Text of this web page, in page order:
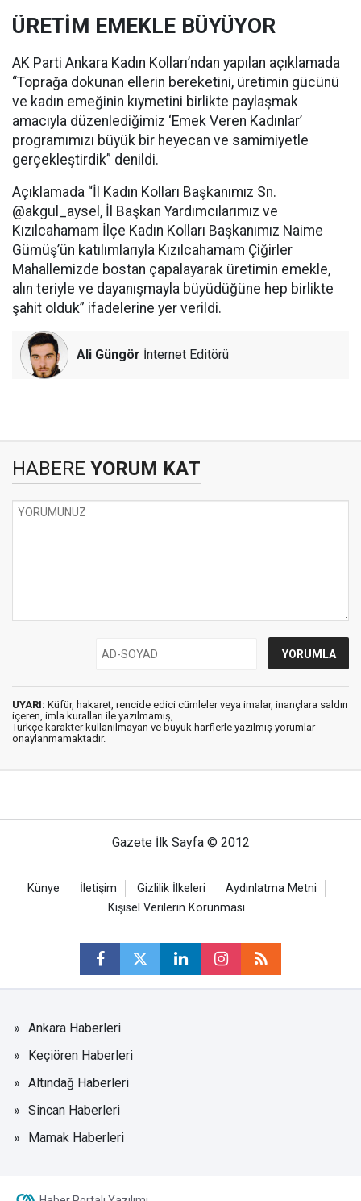
ÜRETİM EMEKLE BÜYÜYOR
AK Parti Ankara Kadın Kolları’ndan yapılan açıklamada
“Toprağa dokunan ellerin bereketini, üretimin gücünü
ve kadın emeğinin kıymetini birlikte paylaşmak
amacıyla düzenlediğimiz ‘Emek Veren Kadınlar’
programımızı büyük bir heyecan ve samimiyetle
gerçekleştirdik” denildi.
Açıklamada “İl Kadın Kolları Başkanımız Sn.
@akgul_aysel, İl Başkan Yardımcılarımız ve
Kızılcahamam İlçe Kadın Kolları Başkanımız Naime
Gümüş’ün katılımlarıyla Kızılcahamam Çiğirler
Mahallemizde bostan çapalayarak üretimin emekle,
alın teriyle ve dayanışmayla büyüdüğüne hep birlikte
şahit olduk” ifadelerine yer verildi.
Ali Güngör İnternet Editörü
HABERE YORUM KAT
UYARI: Küfür, hakaret, rencide edici cümleler veya imalar, inançlara saldırı
içeren, imla kuralları ile yazılmamış,
Türkçe karakter kullanılmayan ve büyük harflerle yazılmış yorumlar
onaylanmamaktadır.
Gazete İlk Sayfa © 2012
Künye İletişim Gizlilik İlkeleri
Aydınlatma Metni
Kişisel Verilerin Korunması
Ankara Haberleri
Keçiören Haberleri
Altındağ Haberleri
Sincan Haberleri
Mamak Haberleri